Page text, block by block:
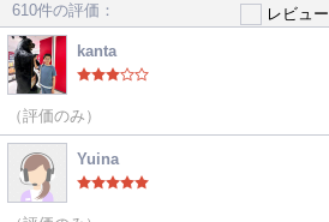
610件の評価： レビュー
kanta
（評価のみ）
Yuina